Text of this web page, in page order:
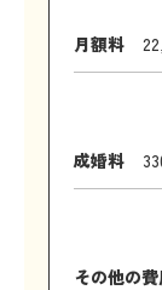
月額料
成婚料
その他の費